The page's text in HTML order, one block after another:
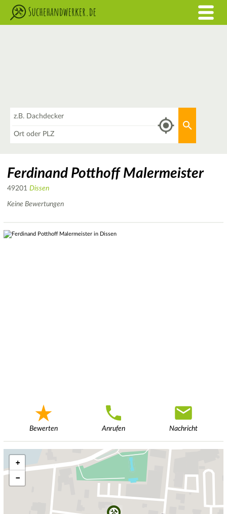
Ferdinand Potthoff Malermeister
49201 Dissen
Keine Bewertungen
Bewerten Anrufen Nachricht
+
−